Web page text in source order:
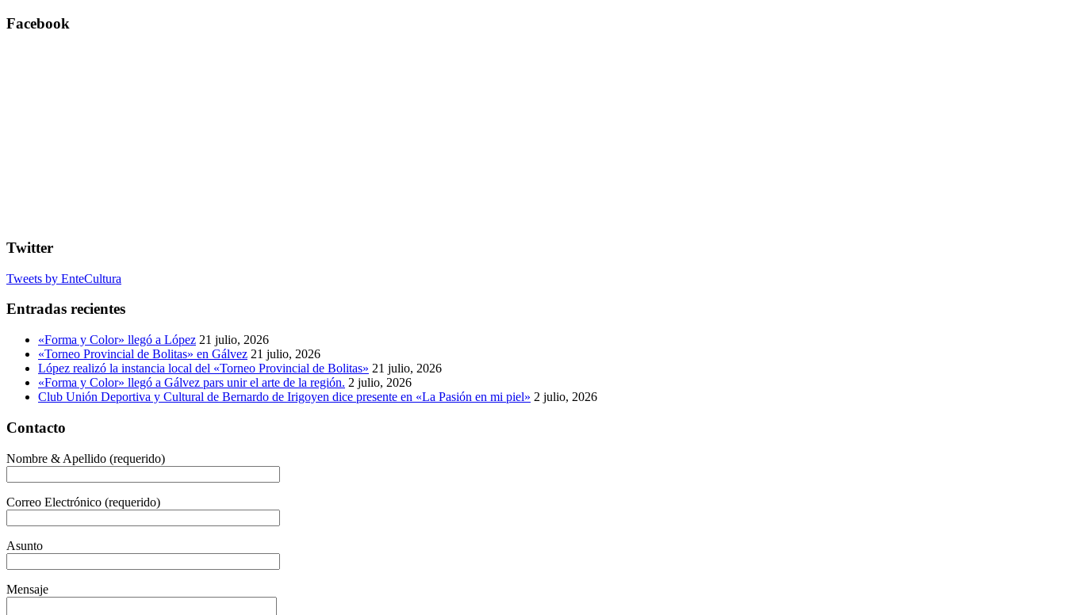
Facebook
Twitter
Tweets by EnteCultura
Entradas recientes
«Forma y Color» llegó a López 21 julio, 2026
«Torneo Provincial de Bolitas» en Gálvez 21 julio, 2026
López realizó la instancia local del «Torneo Provincial de Bolitas» 21 julio, 2026
«Forma y Color» llegó a Gálvez pars unir el arte de la región. 2 julio, 2026
Club Unión Deportiva y Cultural de Bernardo de Irigoyen dice presente en «La Pasión en mi piel» 2 julio, 2026
Contacto
Nombre & Apellido (requerido)
Correo Electrónico (requerido)
Asunto
Mensaje